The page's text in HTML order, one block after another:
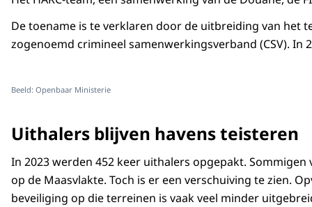
De toename is te verklaren door de uitbreiding van het
zogenoemd crimineel samenwerkingsverband (CSV). In
Beeld: Openbaar Ministerie
Uithalers blijven havens teisteren
In 2023 werden 452 keer uithalers opgepakt.
op de Maasvlakte. Toch is er een verschuiving te zien.
beveiliging op die terreinen is vaak veel minder